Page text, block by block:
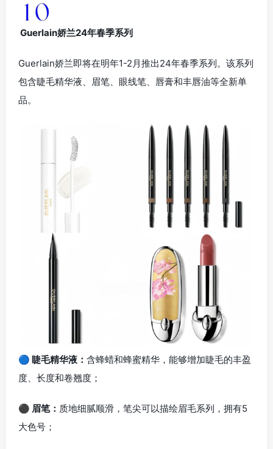
Guerlain娇兰24年春季系列
Guerlain娇兰即将在明年1-2月推出24年春季系列。该系列
包含睫毛精华液、眉笔、眼线笔、唇膏和丰唇油等全新单
品。
🔵 睫毛精华液： 含蜂蜡和蜂蜜精华，能够增加睫毛的丰盈
度、长度和卷翘度；
⚫ 眉笔： 质地细腻顺滑，笔尖可以描绘眉毛系列，拥有5
大色号；